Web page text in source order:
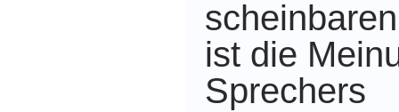
ist die
Sprechers